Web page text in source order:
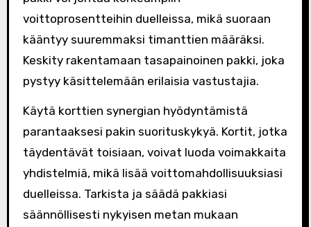
voittoprosentteihin duelleissa, mikä suoraan
kääntyy suuremmaksi timanttien määräksi.
Keskity rakentamaan tasapainoinen pakki, joka
pystyy käsittelemään erilaisia vastustajia.
Käytä korttien synergian hyödyntämistä
parantaaksesi pakin suorituskykyä. Kortit, jotka
täydentävät toisiaan, voivat luoda voimakkaita
yhdistelmiä, mikä lisää voittomahdollisuuksiasi
duelleissa. Tarkista ja säädä pakkiasi
säännöllisesti nykyisen metan mukaan